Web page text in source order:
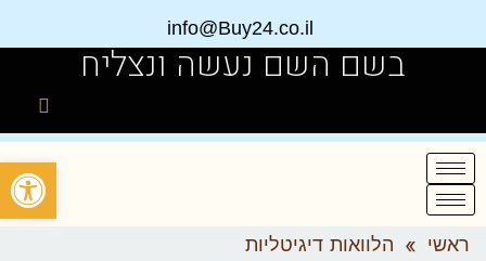
info@Buy24.co.il
בשם השם נעשה ונצליח
ראשי » הלוואות דיגיטליות